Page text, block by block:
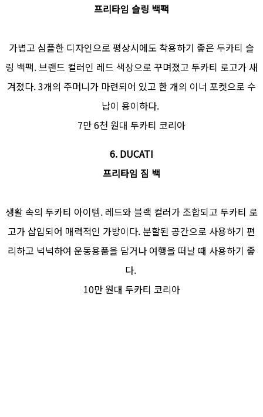
프리타임 슬링 백팩
가볍고 심플한 디자인으로 평상시에도 착용하기 좋은 두카티 슬
링 백팩. 브랜드 컬러인 레드 색상으로 꾸며졌고 두카티 로고가 새
겨졌다. 3개의 주머니가 마련되어 있고 한 개의 이너 포켓으로 수
납이 용이하다.
7만 6천 원대 두카티 코리아
6. DUCATI
프리타임 짐 백
생활 속의 두카티 아이템. 레드와 블랙 컬러가 조합되고 두카티 로
고가 삽입되어 매력적인 가방이다. 분할된 공간으로 사용하기 편
리하고 넉넉하여 운동용품을 담거나 여행을 떠날 때 사용하기 좋
다.
10만 원대 두카티 코리아